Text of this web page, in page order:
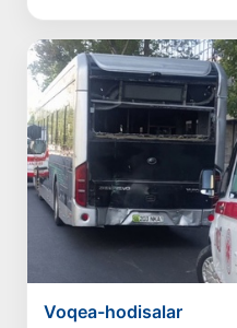
Voqea-hodisalar